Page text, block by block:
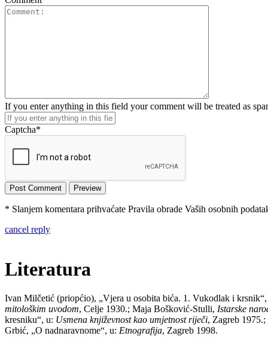
If you enter anything in this field your comment will be treated as
Captcha*
* Slanjem komentara prihvaćate Pravila obrade Vaših osobnih
cancel reply
Literatura
Ivan Milčetić (priopćio), „Vjera u osobita bića. 1. Vukodlak i
mitološkim uvodom, Celje 1930.; Maja Bošković-Stulli, Istarske
kresniku“, u: Usmena književnost kao umjetnost riječi, Zagreb
Grbić, „O nadnaravnome“, u: Etnografija, Zagreb 1998.